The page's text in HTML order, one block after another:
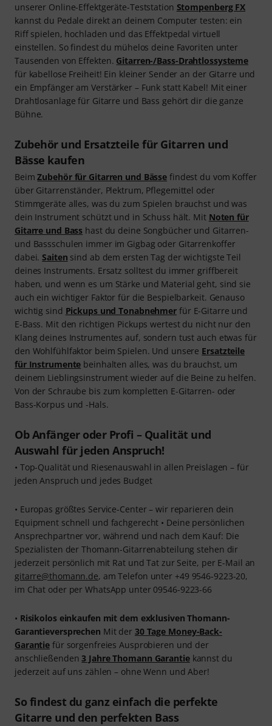
unserer Online-Effektgeräte-Teststation Stompenberg FX
kannst du Pedale direkt an deinem Computer testen: ein
Riff spielen, hochladen und das Effektpedal virtuell
einstellen. So findest du mühelos deine Favoriten unter
Tausenden von Effekten. Gitarren-/Bass-Drahtlossysteme
für kabellose Freiheit! Ein kleiner Sender an der Gitarre und
ein Empfänger am Verstärker – Funk statt Kabel! Mit einer
Drahtlosanlage für Gitarre und Bass gehört dir die ganze
Bühne.
Zubehör und Ersatzteile für Gitarren und
Bässe kaufen
BeimZubehör für Gitarren und Bässe findest du vom Koffer
über Gitarrenständer, Plektrum, Pflegemittel oder
Stimmgeräte alles, was du zum Spielen brauchst und was
dein Instrument schützt und in Schuss hält. Mit Noten für
Gitarre und Bass hast du deine Songbücher und Gitarren-
und Bassschulen immer im Gigbag oder Gitarrenkoffer
dabei.Saiten sind ab dem ersten Tag der wichtigste Teil
deines Instruments. Ersatz solltest du immer griffbereit
haben, und wenn es um Stärke und Material geht, sind sie
auch ein wichtiger Faktor für die Bespielbarkeit. Genauso
wichtig sind Pickups und Tonabnehmer für E-Gitarre und
E-Bass. Mit den richtigen Pickups wertest du nicht nur den
Klang deines Instrumentes auf, sondern tust auch etwas für
den Wohlfühlfaktor beim Spielen. Und unsere Ersatzteile
für Instrumente beinhalten alles, was du brauchst, um
deinem Lieblingsinstrument wieder auf die Beine zu helfen.
Von der Schraube bis zum kompletten E-Gitarren- oder
Bass-Korpus und -Hals.
Ob Anfänger oder Profi – Qualität und
Auswahl für jeden Anspruch!
• Top-Qualität und Riesenauswahl in allen Preislagen – für
jeden Anspruch und jedes Budget
• Europas größtes Service-Center – wir reparieren dein
Equipment schnell und fachgerecht • Deine persönlichen
Ansprechpartner vor, während und nach dem Kauf: Die
Spezialisten der Thomann-Gitarrenabteilung stehen dir
jederzeit persönlich mit Rat und Tat zur Seite, per E-Mail an
gitarre@thomann.de, am Telefon unter +49 9546-9223-20,
im Chat oder per WhatsApp unter 09546-9223-66
• Risikolos einkaufen mit dem exklusiven Thomann-
Garantieversprechen Mit der 30 Tage Money-Back-
Garantie für sorgenfreies Ausprobieren und der
anschließenden3 Jahre Thomann Garantiekannst du
jederzeit auf uns zählen – ohne Wenn und Aber!
So findest du ganz einfach die perfekte
Gitarre und den perfekten Bass